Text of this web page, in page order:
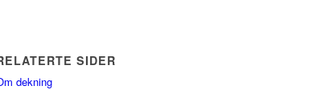
SIDER
dekning